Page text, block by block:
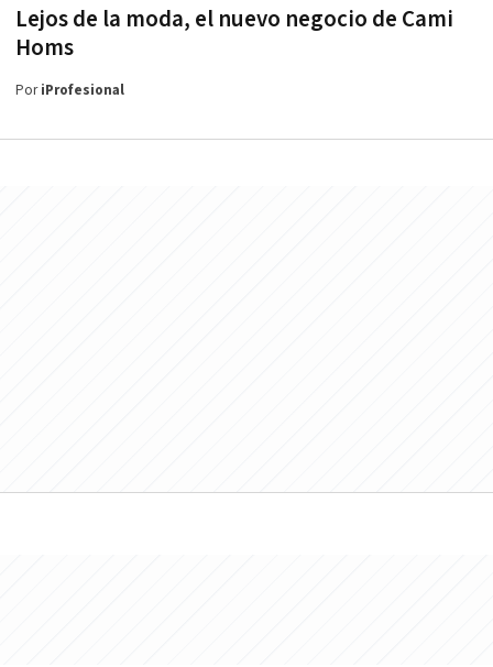
Lejos de la moda, el nuevo negocio de Cami
Homs
PoriProfesional